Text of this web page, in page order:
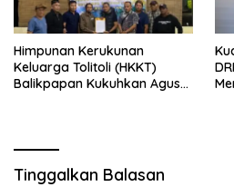
Himpunan Kerukunan
Keluarga Tolitoli (HKKT)
Balikpapan Kukuhkan Agus
Tinggalkan Balasan